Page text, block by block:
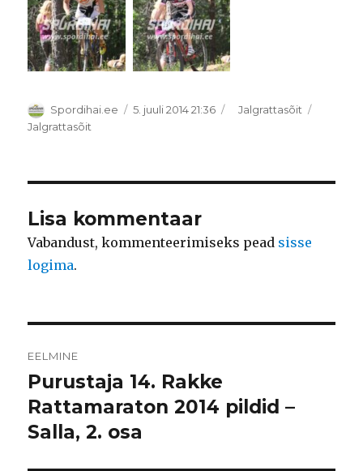
Autor
Spordihai.ee Postitatud
5. juuli 2014 21:36 Rubriigid
Jalgrattasõit
Sildid
Jalgrattasõit
Lisa kommentaar
Vabandust, kommenteerimiseks pead sisse
logima.
EELMINE
Eelmine
postitus:
Purustaja 14. Rakke
Rattamaraton 2014 pildid –
Salla, 2. osa